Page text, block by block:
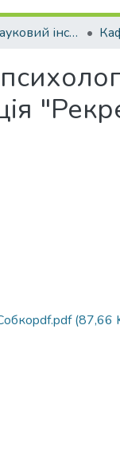
Навчально-науковий інститут здоров'я, реабілітації та фізичного виховання
(87,66